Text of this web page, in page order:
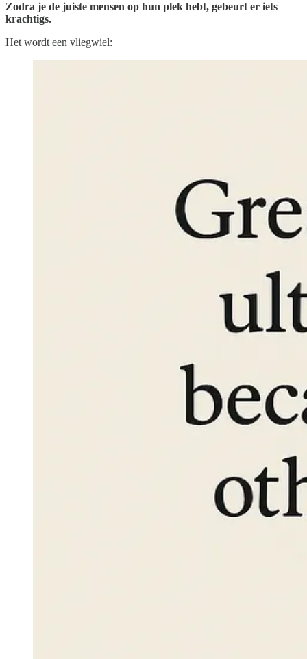
Zodra je de juiste mensen op hun plek hebt, gebeurt er iets
krachtigs.
Het wordt een vliegwiel: